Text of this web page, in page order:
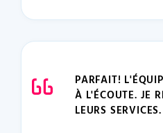
PARFAIT!
À L'ÉCOUTE. JE
LEURS SERVICES.